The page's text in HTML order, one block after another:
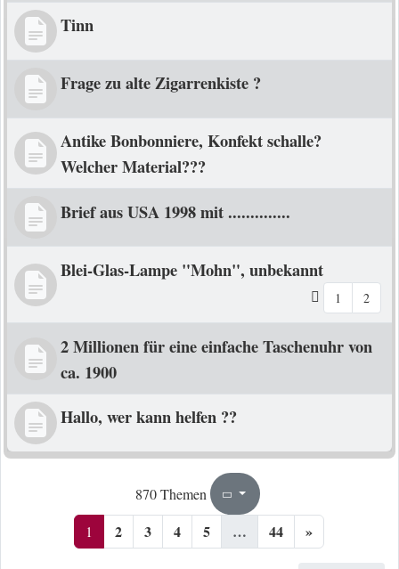
Tinn
Frage zu alte Zigarrenkiste ?
Antike Bonbonniere, Konfekt schalle?
Welcher Material???
Brief aus USA 1998 mit ..............
Blei-Glas-Lampe "Mohn", unbekannt
1 2
2 Millionen für eine einfache Taschenuhr von
ca. 1900
Hallo, wer kann helfen ??
870 Themen Seite1
1 2 3 4 5 … 44 »